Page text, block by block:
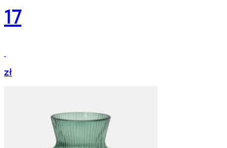
17
zł